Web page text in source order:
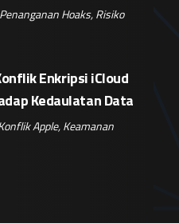
Penanganan Hoaks,Risiko
Enkripsi iCloud
Kedaulatan Data
Apple,Keamanan